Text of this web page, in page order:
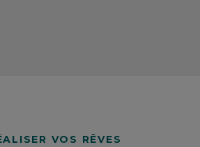
VOS RÊVES